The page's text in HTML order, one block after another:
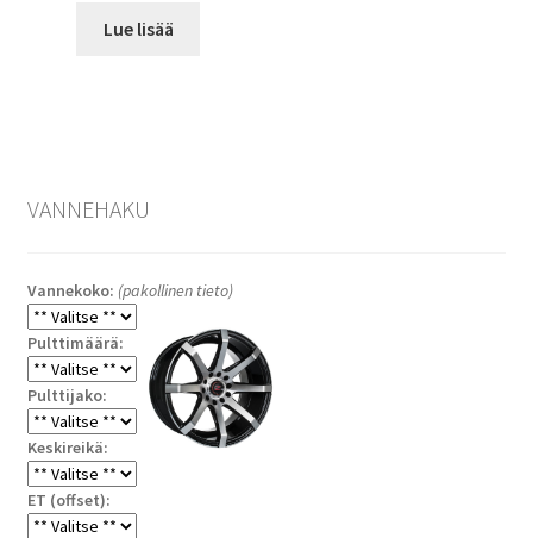
Lue lisää
VANNEHAKU
Vannekoko: (pakollinen tieto)
Pulttimäärä:
Pulttijako:
Keskireikä:
ET (offset):